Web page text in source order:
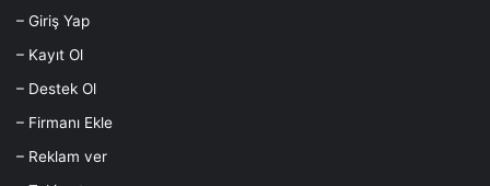
– Giriş Yap
– Kayıt Ol
– Destek Ol
– Firmanı Ekle
– Reklam ver